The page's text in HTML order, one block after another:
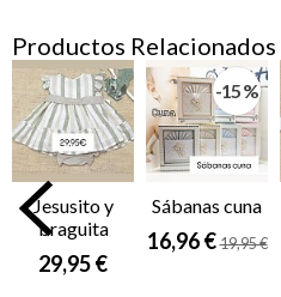
Productos Relacionados
Jesusito y
braguita
29,95 €
-15 %
Sábanas cuna
16,96 €19,95 €